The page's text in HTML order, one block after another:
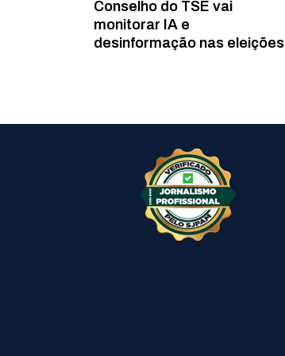
Conselho do TSE vai
monitorar IA e
desinformação nas eleições